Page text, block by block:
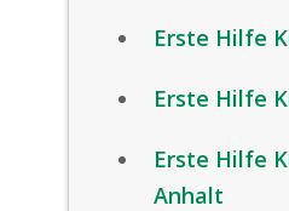
Erste Hilfe
Erste Hilfe
Erste Hilfe
Anhalt